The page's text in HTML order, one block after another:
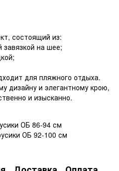
состоящий из:
завязкой на шее;
для пляжного отдыха.
дизайну и элегантному крою,
и изысканно.
ОБ 86-94 см
ОБ 92-100 см